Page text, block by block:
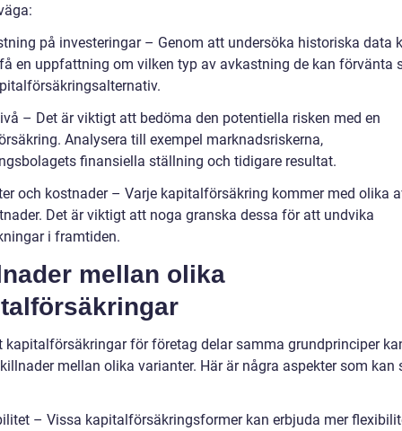
på investeringar – Genom att undersöka historiska data
en uppfattning om vilken typ av avkastning de kan förvänta
– Det är viktigt att bedöma den potentiella risken med en
Analysera till exempel marknadsriskerna,
finansiella ställning och tidigare resultat.
och kostnader – Varje kapitalförsäkring kommer med olika
Det är viktigt att noga granska dessa för att undvika
i framtiden.
mellan olika
kapitalförsäkringar för företag delar samma grundprinciper
mellan olika varianter. Här är några aspekter som kan
– Vissa kapitalförsäkringsformer kan erbjuda mer